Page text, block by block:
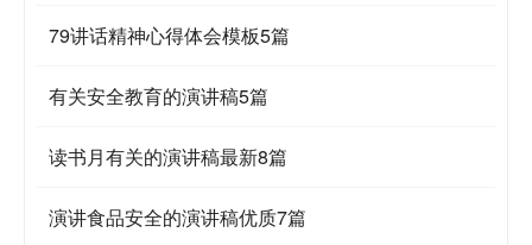
79讲话精神心得体会模板5篇
有关安全教育的演讲稿5篇
读书月有关的演讲稿最新8篇
演讲食品安全的演讲稿优质7篇